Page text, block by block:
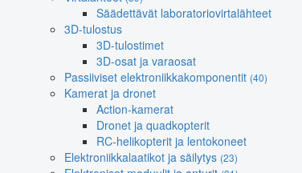
Säädettävät laboratoriovirtalähteet
3D-tulostus
3D-tulostimet
3D-osat ja varaosat
Passiiviset elektroniikkakomponentit (40)
Kamerat ja dronet
Action-kamerat
Dronet ja quadkopterit
RC-helikopterit ja lentokoneet
Elektroniikkalaatikot ja säilytys (23)